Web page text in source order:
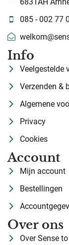
085 - 002 77
Info
Veelgestelde
Verzenden &
Algemene
Privacy
Cookies
Account
Mijn account
Bestellingen
Over ons
Over Sense